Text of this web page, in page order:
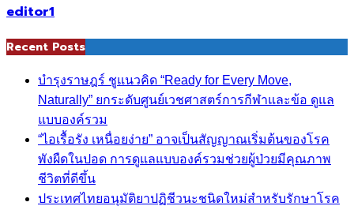
editor1
Recent Posts
บำรุงราษฎร์ ชูแนวคิด “Ready for Every Move,
Naturally” ยกระดับศูนย์เวชศาสตร์การกีฬาและข้อ ดูแล
แบบองค์รวม
“ไอเรื้อรัง เหนื่อยง่าย” อาจเป็นสัญญาณเริ่มต้นของโรค
พังผืดในปอด การดูแลแบบองค์รวมช่วยผู้ป่วยมีคุณภาพ
ชีวิตที่ดีขึ้น
ประเทศไทยอนุมัติยาปฏิชีวนะชนิดใหม่สำหรับรักษาโรค